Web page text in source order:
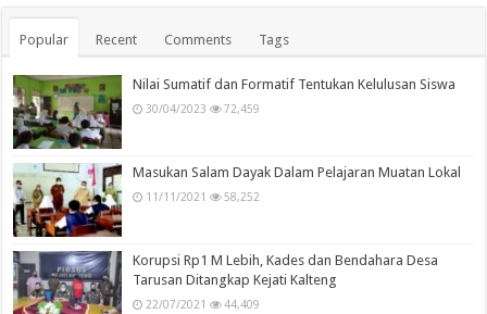
Popular Recent Comments Tags
Nilai Sumatif dan Formatif Tentukan Kelulusan Siswa
30/04/2023 72,459
Masukan Salam Dayak Dalam Pelajaran Muatan Lokal
11/11/2021 58,252
Korupsi Rp1 M Lebih, Kades dan Bendahara Desa
Tarusan Ditangkap Kejati Kalteng
22/07/2021 44,409